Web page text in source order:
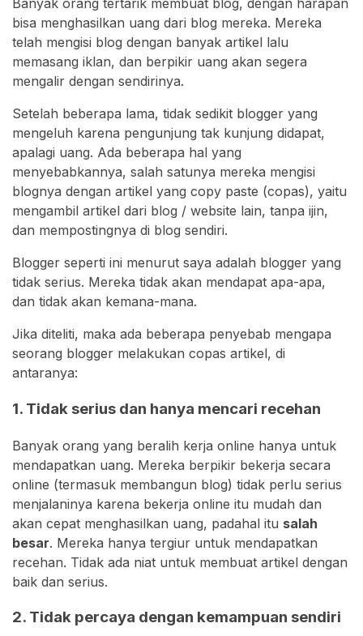
Banyak orang tertarik membuat blog, dengan harapan
bisa menghasilkan uang dari blog mereka. Mereka
telah mengisi blog dengan banyak artikel lalu
memasang iklan, dan berpikir uang akan segera
mengalir dengan sendirinya.
Setelah beberapa lama, tidak sedikit blogger yang
mengeluh karena pengunjung tak kunjung didapat,
apalagi uang. Ada beberapa hal yang
menyebabkannya, salah satunya mereka mengisi
blognya dengan artikel yang copy paste (copas), yaitu
mengambil artikel dari blog / website lain, tanpa ijin,
dan mempostingnya di blog sendiri.
Blogger seperti ini menurut saya adalah blogger yang
tidak serius. Mereka tidak akan mendapat apa-apa,
dan tidak akan kemana-mana.
Jika diteliti, maka ada beberapa penyebab mengapa
seorang blogger melakukan copas artikel, di
antaranya:
1. Tidak serius dan hanya mencari recehan
Banyak orang yang beralih kerja online hanya untuk
mendapatkan uang. Mereka berpikir bekerja secara
online (termasuk membangun blog) tidak perlu serius
menjalaninya karena bekerja online itu mudah dan
akan cepat menghasilkan uang, padahal itu salah
besar. Mereka hanya tergiur untuk mendapatkan
recehan. Tidak ada niat untuk membuat artikel dengan
baik dan serius.
2. Tidak percaya dengan kemampuan sendiri